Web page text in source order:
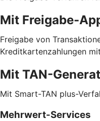
Mit Freigabe-
Freigabe von
Kreditkartenzahlungen
Mit TAN-
Mit Smart-TAN plus-
Mehrwert-Services